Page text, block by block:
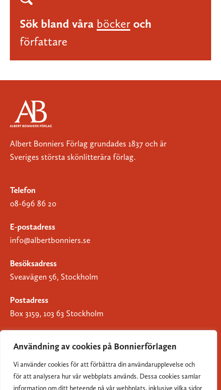
Användning av cookies på Bonnierförlagen
Vi använder cookies för att förbättra din användarupplevelse och
för att analysera hur vår webbplats används. Dessa cookies samlar
information om ditt beteende på vår webbplats, inklusive vilka sidor
Sök bland våra böcker och
författare
Albert Bonniers Förlag grundades 1837 och är
Sveriges största skönlitterära förlag.
Telefon
08-696 86 20
E-postadress
info@albertbonniers.se
Besöksadress
Sveavägen 56, Stockholm
Postadress
Box 3159, 103 63 Stockholm
Om Bonnierförlagen
Cookies